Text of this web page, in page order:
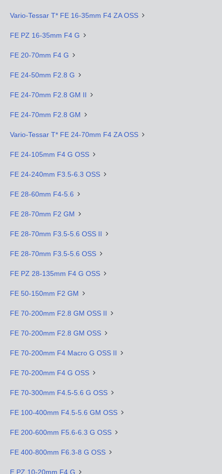
Vario-Tessar T* FE 16-35mm F4 ZA OSS
FE PZ 16-35mm F4 G
FE 20-70mm F4 G
FE 24-50mm F2.8 G
FE 24-70mm F2.8 GM II
FE 24-70mm F2.8 GM
Vario-Tessar T* FE 24-70mm F4 ZA OSS
FE 24-105mm F4 G OSS
FE 24-240mm F3.5-6.3 OSS
FE 28-60mm F4-5.6
FE 28-70mm F2 GM
FE 28-70mm F3.5-5.6 OSS II
FE 28-70mm F3.5-5.6 OSS
FE PZ 28-135mm F4 G OSS
FE 50-150mm F2 GM
FE 70-200mm F2.8 GM OSS II
FE 70-200mm F2.8 GM OSS
FE 70-200mm F4 Macro G OSS II
FE 70-200mm F4 G OSS
FE 70-300mm F4.5-5.6 G OSS
FE 100-400mm F4.5-5.6 GM OSS
FE 200-600mm F5.6-6.3 G OSS
FE 400-800mm F6.3-8 G OSS
E PZ 10-20mm F4 G